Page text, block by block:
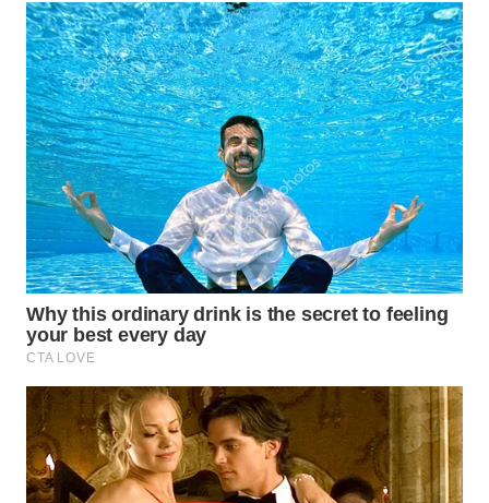
WAHANA
TRAVEL
WAHANA
TV
WAHANANEWS
ID
WAHANANEWS
CO ID
WAHANANEWS
WAHANA
SPORT